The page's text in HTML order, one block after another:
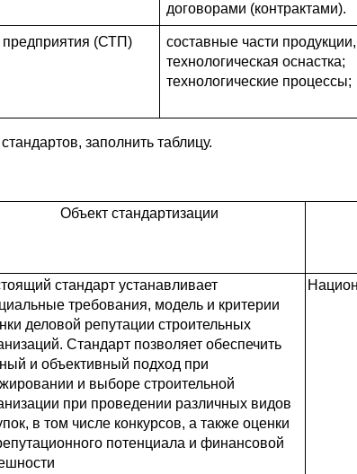
договорами (контрактами).
предприятия (СТП)
составные части продукции,
технологическая оснастка;
технологические процессы;
заполнить таблицу.
Объект стандартизации
стандарт устанавливает
требования, модель и критерии
деловой репутации строительных
Стандарт позволяет обеспечить
и объективный подход при
и выборе строительной
при проведении различных видов
в том числе конкурсов, а также оценки
потенциала и финансовой